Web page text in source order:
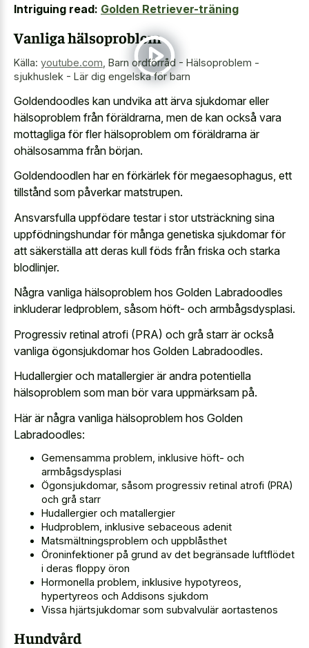
Intriguing read: Golden Retriever-träning
Vanliga hälsoproblem
Källa: youtube.com Barn ordförråd - Hälsoproblem -
sjukhuslek - Lär dig engelska för barn
Goldendoodles kan undvika att ärva sjukdomar eller
hälsoproblem från föräldrarna, men de kan också vara
mottagliga för fler hälsoproblem om föräldrarna är
ohälsosamma från början.
Goldendoodlen har en förkärlek för megaesophagus, ett
tillstånd som påverkar matstrupen.
Ansvarsfulla uppfödare testar i stor utsträckning sina
uppfödningshundar för många genetiska sjukdomar för
att säkerställa att deras kull föds från friska och starka
blodlinjer.
Några vanliga hälsoproblem hos Golden Labradoodles
inkluderar ledproblem, såsom höft- och armbågsdysplasi.
Progressiv retinal atrofi (PRA) och grå starr är också
vanliga ögonsjukdomar hos Golden Labradoodles.
Hudallergier och matallergier är andra potentiella
hälsoproblem som man bör vara uppmärksam på.
Här är några vanliga hälsoproblem hos Golden
Labradoodles:
Gemensamma problem, inklusive höft- och
armbågsdysplasi
Ögonsjukdomar, såsom progressiv retinal atrofi (PRA)
och grå starr
Hudallergier och matallergier
Hudproblem, inklusive sebaceous adenit
Matsmältningsproblem och uppblåsthet
Öroninfektioner på grund av det begränsade luftflödet
i deras floppy öron
Hormonella problem, inklusive hypotyreos,
hypertyreos och Addisons sjukdom
Vissa hjärtsjukdomar som subvalvulär aortastenos
Hundvård